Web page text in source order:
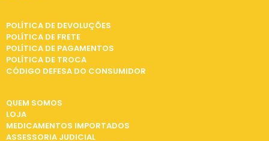
POLÍTICA DE DEVOLUÇÕES
POLÍTICA DE FRETE
POLÍTICA DE PAGAMENTOS
POLÍTICA DE TROCA
CÓDIGO DEFESA DO CONSUMIDOR
QUEM SOMOS
LOJA
MEDICAMENTOS IMPORTADOS
ASSESSORIA JUDICIAL